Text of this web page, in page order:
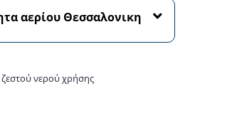
αερίου Θεσσαλονικη
νερού χρήσης